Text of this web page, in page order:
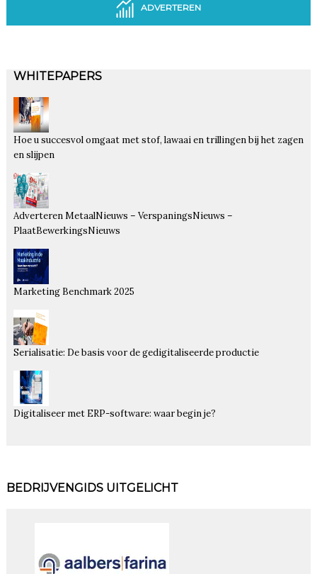
ADVERTEREN
WHITEPAPERS
Hoe u succesvol omgaat met stof, lawaai en trillingen bij het zagen
en slijpen
Adverteren MetaalNieuws – VerspaningsNieuws –
PlaatBewerkingsNieuws
Marketing Benchmark 2025
Serialisatie: De basis voor de gedigitaliseerde productie
Digitaliseer met ERP-software: waar begin je?
BEDRIJVENGIDS UITGELICHT